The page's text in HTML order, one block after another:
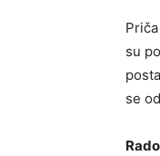
su
se